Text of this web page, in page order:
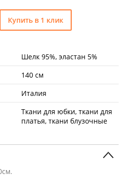
Купить в 1 клик
Шелк 95%, эластан 5%
140 см
Италия
Ткани для юбки, ткани для
платья, ткани блузочные